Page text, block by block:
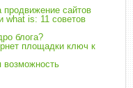
сайтов
what is: 11 советов
блога?
площадки ключ к